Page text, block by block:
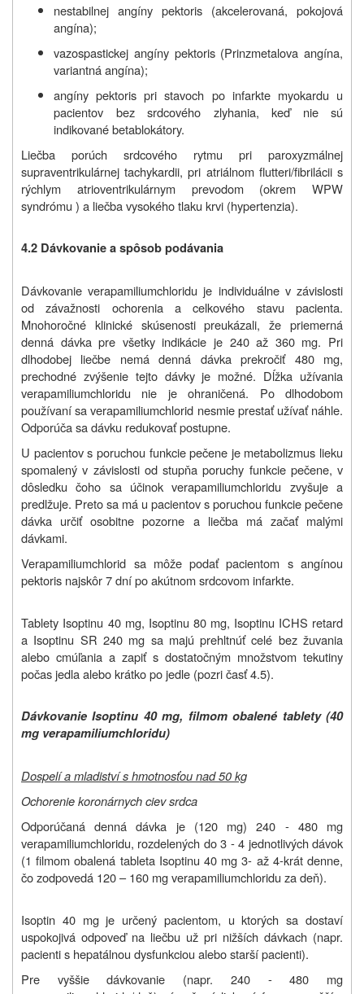
nestabilnej angíny pektoris (akcelerovaná, pokojová
angína);
vazospastickej angíny pektoris (Prinzmetalova angína,
variantná angína);
angíny pektoris pri stavoch po infarkte myokardu u
pacientov bez srdcového zlyhania, keď nie sú
indikované betablokátory.
Liečba porúch srdcového rytmu pri paroxyzmálnej
supraventrikulárnej tachykardii, pri atriálnom flutteri/fibrilácii s
rýchlym atrioventrikulárnym prevodom (okrem WPW
syndrómu ) a liečba vysokého tlaku krvi (hypertenzia).
4.2 Dávkovanie a spôsob podávania
Dávkovanie verapamiliumchloridu je individuálne v závislosti
od závažnosti ochorenia a celkového stavu pacienta.
Mnohoročné klinické skúsenosti preukázali, že priemerná
denná dávka pre všetky indikácie je 240 až 360 mg. Pri
dlhodobej liečbe nemá denná dávka prekročiť 480 mg,
prechodné zvýšenie tejto dávky je možné. Dĺžka užívania
verapamiliumchloridu nie je ohraničená. Po dlhodobom
používaní sa verapamiliumchlorid nesmie prestať užívať náhle.
Odporúča sa dávku redukovať postupne.
U pacientov s poruchou funkcie pečene je metabolizmus lieku
spomalený v závislosti od stupňa poruchy funkcie pečene, v
dôsledku čoho sa účinok verapamiliumchloridu zvyšuje a
predlžuje. Preto sa má u pacientov s poruchou funkcie pečene
dávka určiť osobitne pozorne a liečba má začať malými
dávkami.
Verapamiliumchlorid sa môže podať pacientom s angínou
pektoris najskôr 7 dní po akútnom srdcovom infarkte.
Tablety Isoptinu 40 mg, Isoptinu 80 mg, Isoptinu ICHS retard
a Isoptinu SR 240 mg sa majú prehltnúť celé bez žuvania
alebo cmúľania a zapiť s dostatočným množstvom tekutiny
počas jedla alebo krátko po jedle (pozri časť 4.5).
Dávkovanie Isoptinu 40 mg, filmom obalené tablety (40
mg verapamiliumchloridu)
Dospelí a mladiství s hmotnosťou nad 50 kg
Ochorenie koronárnych ciev srdca
Odporúčaná denná dávka je (120 mg) 240 - 480 mg
verapamiliumchloridu, rozdelených do 3 - 4 jednotlivých dávok
(1 filmom obalená tableta Isoptinu 40 mg 3- až 4-krát denne,
čo zodpovedá 120 – 160 mg verapamiliumchloridu za deň).
Isoptin 40 mg je určený pacientom, u ktorých sa dostaví
uspokojivá odpoveď na liečbu už pri nižších dávkach (napr.
pacienti s hepatálnou dysfunkciou alebo starší pacienti).
Pre vyššie dávkovanie (napr. 240 - 480 mg